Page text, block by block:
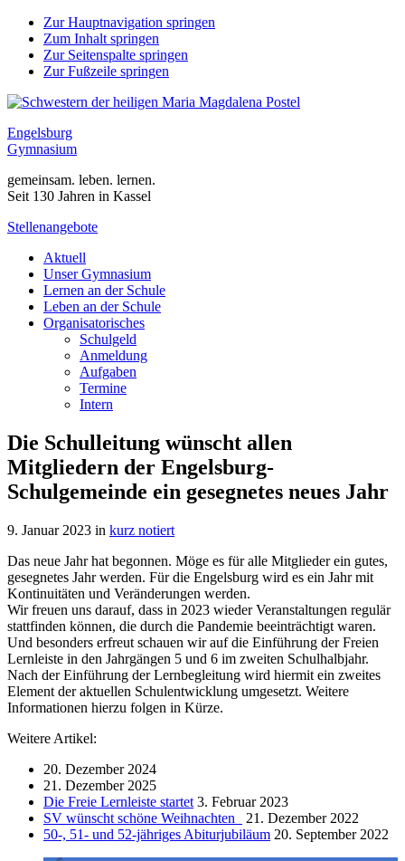
Zur Hauptnavigation springen
Zum Inhalt springen
Zur Seitenspalte springen
Zur Fußzeile springen
Engelsburg
Gymnasium
gemeinsam. leben. lernen.
Seit 130 Jahren in Kassel
Stellenangebote
Aktuell
Unser Gymnasium
Lernen an der Schule
Leben an der Schule
Organisatorisches
Schulgeld
Anmeldung
Aufgaben
Termine
Intern
Die Schulleitung wünscht allen
Mitgliedern der Engelsburg-
Schulgemeinde ein gesegnetes neues Jahr
9. Januar 2023 in kurz notiert
Das neue Jahr hat begonnen. Möge es für alle Mitglieder ein gutes,
gesegnetes Jahr werden. Für die Engelsburg wird es ein Jahr mit
Kontinuitäten und Veränderungen werden.
Wir freuen uns darauf, dass in 2023 wieder Veranstaltungen regulär
stattfinden können, die durch die Pandemie beeinträchtigt waren.
Und besonders erfreut schauen wir auf die Einführung der Freien
Lernleiste in den Jahrgängen 5 und 6 im zweiten Schulhalbjahr.
Nach der Einführung der Lernbegleitung wird hiermit ein zweites
Element der aktuellen Schulentwicklung umgesetzt. Weitere
Informationen hierzu folgen in Kürze.
Weitere Artikel:
20. Dezember 2024
21. Dezember 2025
Die Freie Lernleiste startet 3. Februar 2023
SV wünscht schöne Weihnachten
21. Dezember 2022
50-, 51- und 52-jähriges Abiturjubiläum 20. September 2022